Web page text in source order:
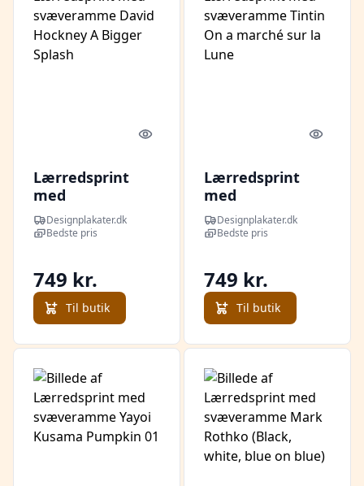
Quick look
Lærredsprint
med
svæveramme
David Hockney A
Designplakater.dk
Bedste pris
749 kr.
Til butik
Quick
Lærredsprint
med
svæveramme
Tintin On a
Designplakater.dk
Bedste pris
749 kr.
Til butik